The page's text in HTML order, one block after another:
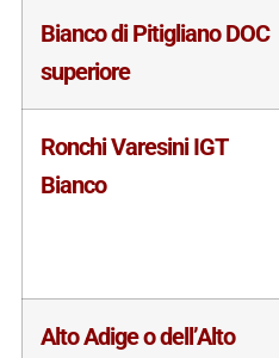
Bianco di Pitigliano DOC
superiore
Ronchi Varesini IGT
Bianco
Alto Adige o dell’Alto